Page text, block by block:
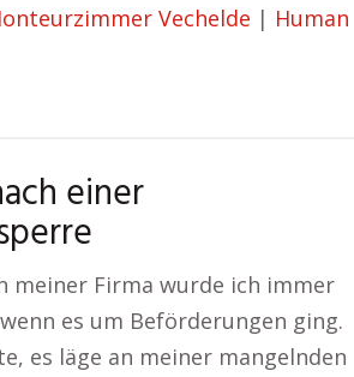
Vechelde | Human
einer
meiner Firma wurde ich immer
es um Beförderungen ging.
es läge an meiner mangelnden